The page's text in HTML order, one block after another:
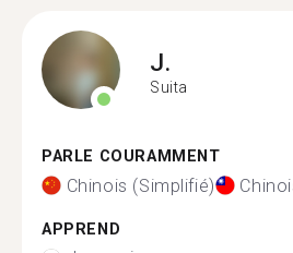
J.
Suita
PARLE COURAMMENT
Chinois (Simplifié)
APPREND